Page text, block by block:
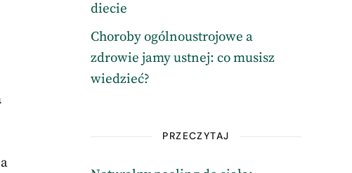
diecie
Choroby ogólnoustrojowe a
zdrowie jamy ustnej: co musisz
wiedzieć?
PRZECZYTAJ